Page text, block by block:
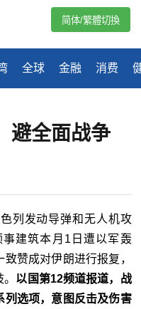
全球 金融 消费
简体/繁體切換
避全面战争
列发动导弹和无人机攻
建筑本月1日遭以军轰
赞成对伊朗进行报复，
以国第12频道报道，战
列选项，意图反击及伤害